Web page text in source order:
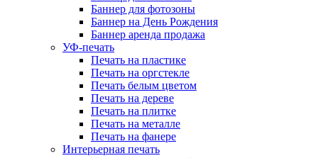
Баннер для фотозоны
Баннер на День Рождения
Баннер аренда продажа
УФ-печать
Печать на пластике
Печать на оргстекле
Печать белым цветом
Печать на дереве
Печать на плитке
Печать на металле
Печать на фанере
Интерьерная печать